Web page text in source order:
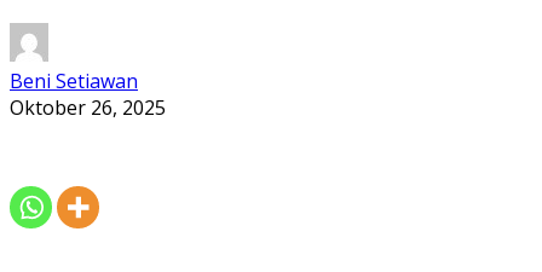
Beni Setiawan
Oktober 26, 2025